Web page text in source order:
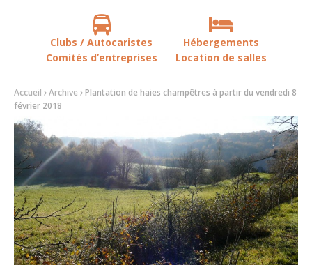
Clubs / Autocaristes
Comités d’entreprises
Hébergements
Location de salles
Accueil Archive
Plantation de haies champêtres à partir du vendredi 8
février 2018